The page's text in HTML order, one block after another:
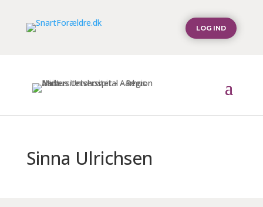
LOG IND
Sinna Ulrichsen